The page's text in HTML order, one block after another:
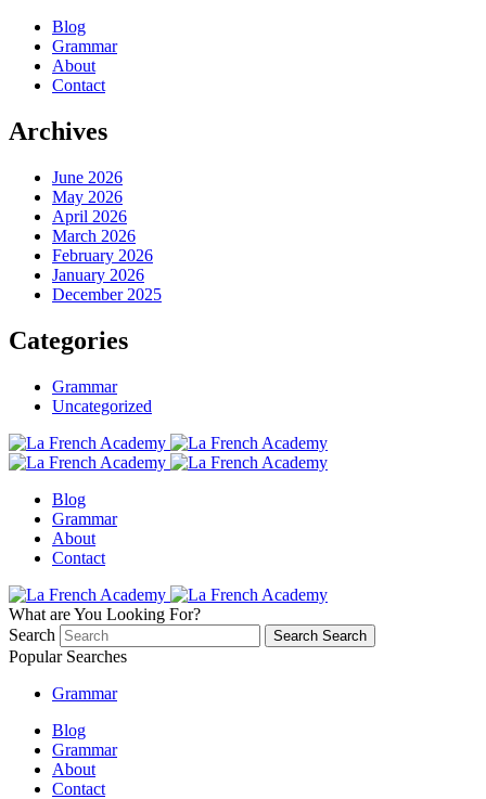
Blog
Grammar
About
Contact
Archives
June 2026
May 2026
April 2026
March 2026
February 2026
January 2026
December 2025
Categories
Grammar
Uncategorized
Blog
Grammar
About
Contact
What are You Looking For?
Search
Search Search
Popular Searches
Grammar
Blog
Grammar
About
Contact